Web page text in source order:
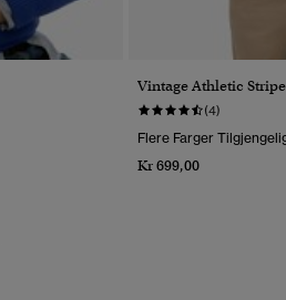
Vintage Athletic
(4)
Flere Farger
Kr 699,00